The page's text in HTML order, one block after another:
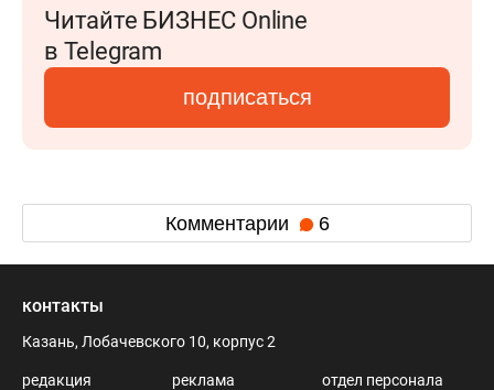
Читайте БИЗНЕС Online
в Telegram
подписаться
Комментарии 6
контакты
Казань, Лобачевского 10, корпус 2
редакция
реклама
отдел персонала